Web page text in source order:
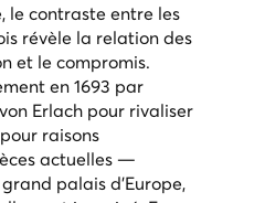
le contraste entre les
révèle la relation des
et le compromis.
en 1693 par
Erlach pour rivaliser
raisons
actuelles —
palais d'Europe,